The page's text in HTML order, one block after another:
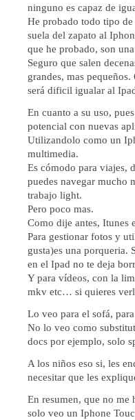
ninguno es capaz de
He probado todo tipo
suela del zapato al
que he probado, son
Seguro que salen
grandes, mas
será dificil igualar al
En cuanto a su uso,
potencial con nuevas
Utilizandolo como un
multimedia.
Es cómodo para viajes,
puedes navegar mucho
trabajo light.
Pero poco mas.
Como dije antes, Itunes
Para gestionar fotos y
gusta)es una porqueria.
en el Ipad no te deja
Y para vídeos, con la
mkv etc… si quieres
Lo veo para el sofá,
No lo veo como
docs por ejemplo, solo
A los niños eso si, les
necesitar que les
En resumen, que no me
solo veo un Iphone